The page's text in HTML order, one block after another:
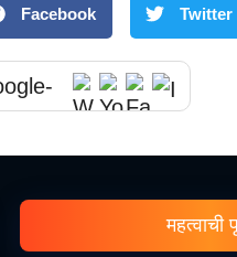
Facebook Twitter
महत्वाची